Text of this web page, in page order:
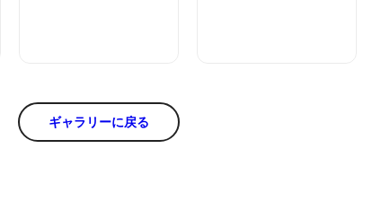
ギャラリーに戻る